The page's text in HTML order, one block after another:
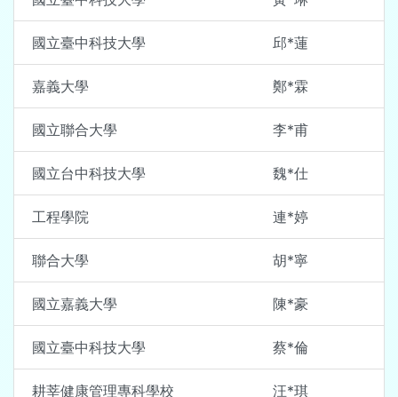
國立臺中科技大學 邱*蓮
嘉義大學 鄭*霖
國立聯合大學 李*甫
國立台中科技大學 魏*仕
工程學院 連*婷
聯合大學 胡*寧
國立嘉義大學 陳*豪
國立臺中科技大學 蔡*倫
耕莘健康管理專科學校 汪*琪